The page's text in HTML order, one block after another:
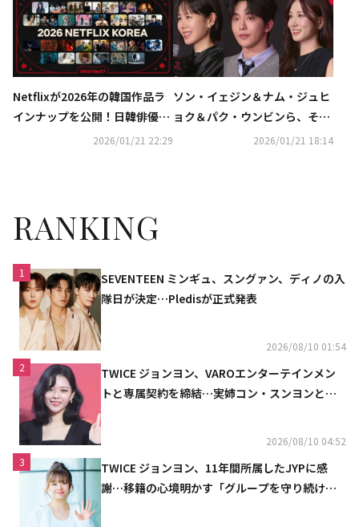
Netflixが2026年の韓国作品ラ
インナップを公開！日韓俳優の
共演やリメイク作が続々…予告
2026/01/21 22:29
ソン・イェジン＆ナム・ジュヒ
ョク＆パク・ウンビンら、それ
ぞれの出演作を紹介…今年のNe
2026/01/21 18:14
RANKING
1
SEVENTEEN ミンギュ、スングァン、ディノの入
隊日が決定…Pledisが正式発表
2026/08/10 01:54
2
TWICE ジョンヨン、VAROエンターテインメン
トと専属契約を締結…実姉コン・スンヨンと同
2026/08/10 04:52
3
TWICE ジョンヨン、11年間所属したJYPに感
謝…移籍の心境明かす「グループを守り続け